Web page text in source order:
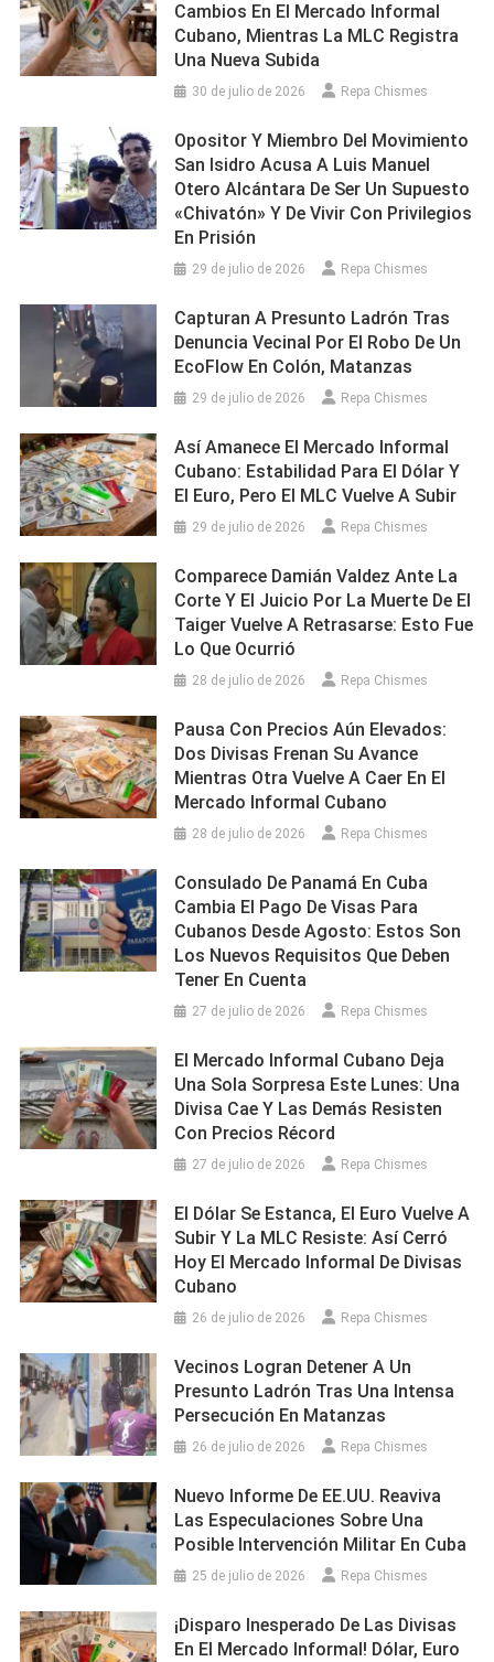
Cambios En El Mercado Informal
Cubano, Mientras La MLC Registra
Una Nueva Subida
30 de julio de 2026 Repa Chismes
Opositor Y Miembro Del Movimiento
San Isidro Acusa A Luis Manuel
Otero Alcántara De Ser Un Supuesto
«chivatón» Y De Vivir Con Privilegios
En Prisión
29 de julio de 2026 Repa Chismes
Capturan A Presunto Ladrón Tras
Denuncia Vecinal Por El Robo De Un
EcoFlow En Colón, Matanzas
29 de julio de 2026 Repa Chismes
Así Amanece El Mercado Informal
Cubano: Estabilidad Para El Dólar Y
El Euro, Pero El MLC Vuelve A Subir
29 de julio de 2026 Repa Chismes
Comparece Damián Valdez Ante La
Corte Y El Juicio Por La Muerte De El
Taiger Vuelve A Retrasarse: Esto Fue
Lo Que Ocurrió
28 de julio de 2026 Repa Chismes
Pausa Con Precios Aún Elevados:
Dos Divisas Frenan Su Avance
Mientras Otra Vuelve A Caer En El
Mercado Informal Cubano
28 de julio de 2026 Repa Chismes
Consulado De Panamá En Cuba
Cambia El Pago De Visas Para
Cubanos Desde Agosto: Estos Son
Los Nuevos Requisitos Que Deben
Tener En Cuenta
27 de julio de 2026 Repa Chismes
El Mercado Informal Cubano Deja
Una Sola Sorpresa Este Lunes: Una
Divisa Cae Y Las Demás Resisten
Con Precios Récord
27 de julio de 2026 Repa Chismes
El Dólar Se Estanca, El Euro Vuelve A
Subir Y La MLC Resiste: Así Cerró
Hoy El Mercado Informal De Divisas
Cubano
26 de julio de 2026 Repa Chismes
Vecinos Logran Detener A Un
Presunto Ladrón Tras Una Intensa
Persecución En Matanzas
26 de julio de 2026 Repa Chismes
Nuevo Informe De EE.UU. Reaviva
Las Especulaciones Sobre Una
Posible Intervención Militar En Cuba
25 de julio de 2026 Repa Chismes
¡Disparo Inesperado De Las Divisas
En El Mercado Informal! Dólar, Euro